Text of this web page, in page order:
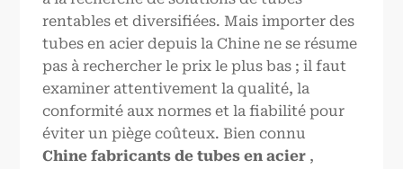
rentables et diversifiées. Mais importer des
tubes en acier depuis la Chine ne se résume
pas à rechercher le prix le plus bas ; il faut
examiner attentivement la qualité, la
conformité aux normes et la fiabilité pour
éviter un piège coûteux. Bien connu
Chine fabricants de tubes en acier ,